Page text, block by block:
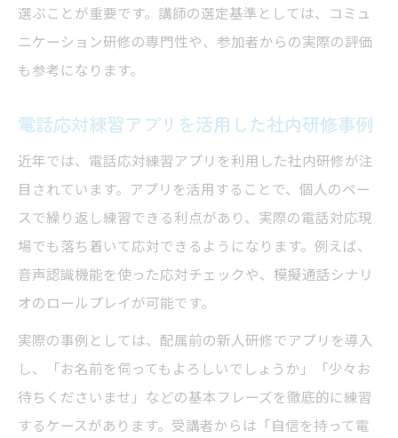
コミュニケーション研修講師選定の着眼点
とは
電話対応も指導できる講師を社内研修で選
す方法
個人向けにも強い講師が選ばれる理由を紹
介
社内研修で伝わる電話応対を習得する秘訣
電話応対研修資料を活かした実践トレーニ
ロールプレイを用いた社内研修の実践事例
選ぶことが重要です。講師の選定基準としては、コミュ
ニケーション研修の専門性や、参加者からの実際の評価
も参考になります。
電話応対練習アプリを活用した社内研修事例
近年では、電話応対練習アプリを利用した社内研修が注
目されています。アプリを活用することで、個人のペー
スで繰り返し練習できる利点があり、実際の電話対応現
場でも落ち着いて応対できるようになります。例えば、
音声認識機能を使った応対チェックや、模擬通話シナリ
オのロールプレイが可能です。
実際の事例としては、配属前の新人研修でアプリを導入
し、「お名前を伺ってもよろしいでしょうか」「少々お
待ちくださいませ」などの基本フレーズを徹底的に練習
するケースがあります。受講者からは「自信を持って電